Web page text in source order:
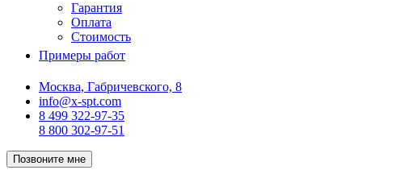
Гарантия
Оплата
Стоимость
Примеры работ
Москва, Габричевского, 8
info@x-spt.com
8 499 322-97-35
8 800 302-97-51
Позвоните мне